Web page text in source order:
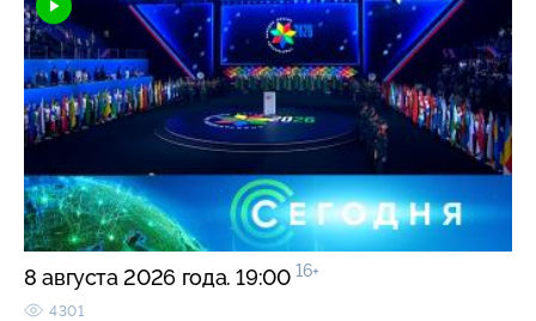
8 августа 2026 года. 19:00 16+
4301